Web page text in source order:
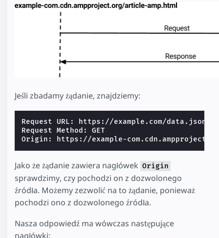
Jeśli zbadamy żądanie, znajdziemy:
Request URL: https://example.com/data.json
Request Method: GET
Jako że żądanie zawiera nagłówek Origin
sprawdzimy, czy pochodzi on z dozwolonego
źródła. Możemy zezwolić na to żądanie, ponieważ
pochodzi ono z dozwolonego źródła.
Nasza odpowiedź ma wówczas następujące
nagłówki: